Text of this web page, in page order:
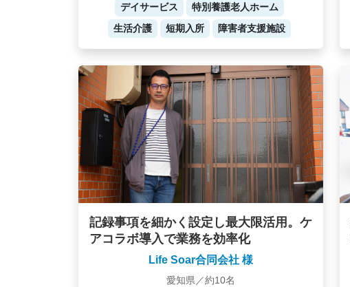
デイサービス
特別養護老人ホーム
生活介護
短期入所 障害者支援施設
記録事項を細かく設定し最大限活用。ケ
アコラボ導入で業務を効率化
Life Soar合同会社 様
愛知県／約10名